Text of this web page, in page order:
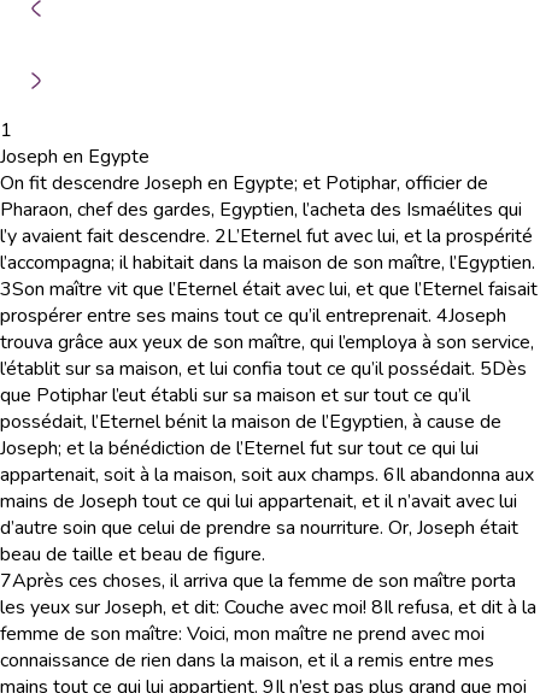
1
Joseph en Egypte
On fit descendre Joseph en Egypte; et Potiphar, officier de
Pharaon, chef des gardes, Egyptien, l’acheta des Ismaélites qui
l’y avaient fait descendre. 2L’Eternel fut avec lui, et la prospérité
l’accompagna; il habitait dans la maison de son maître, l’Egyptien.
3Son maître vit que l’Eternel était avec lui, et que l’Eternel faisait
prospérer entre ses mains tout ce qu’il entreprenait. 4Joseph
trouva grâce aux yeux de son maître, qui l’employa à son service,
l’établit sur sa maison, et lui confia tout ce qu’il possédait. 5Dès
que Potiphar l’eut établi sur sa maison et sur tout ce qu’il
possédait, l’Eternel bénit la maison de l’Egyptien, à cause de
Joseph; et la bénédiction de l’Eternel fut sur tout ce qui lui
appartenait, soit à la maison, soit aux champs. 6Il abandonna aux
mains de Joseph tout ce qui lui appartenait, et il n’avait avec lui
d’autre soin que celui de prendre sa nourriture. Or, Joseph était
beau de taille et beau de figure.
7Après ces choses, il arriva que la femme de son maître porta
les yeux sur Joseph, et dit: Couche avec moi! 8Il refusa, et dit à la
femme de son maître: Voici, mon maître ne prend avec moi
connaissance de rien dans la maison, et il a remis entre mes
mains tout ce qui lui appartient. 9Il n’est pas plus grand que moi